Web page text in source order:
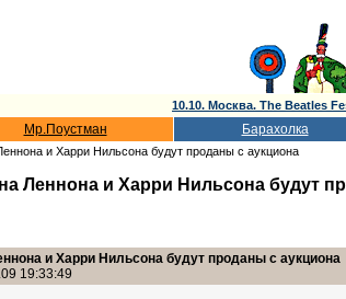
10.10. Москва. The Beatles
Мр.Поустман Барахолка
и Харри Нильсона будут проданы с аукциона
Леннона и Харри Нильсона будут
и Харри Нильсона будут проданы с аукциона
19:33:49